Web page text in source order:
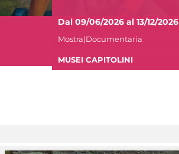
Dal 09/06/2026 al 13/12/2026
Mostra|Documentaria
MUSEI CAPITOLINI